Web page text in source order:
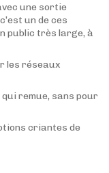
une sortie
un de ces
public très large, à
les réseaux
remue, sans pour
criantes de